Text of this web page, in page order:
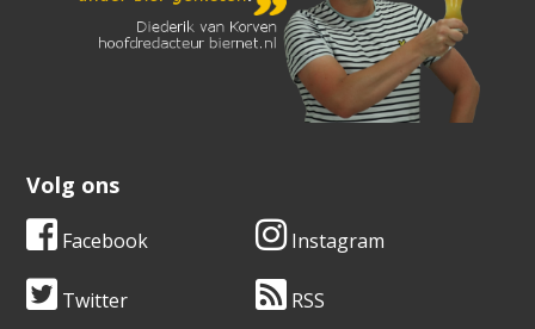
Volg ons
Facebook Instagram
Twitter RSS